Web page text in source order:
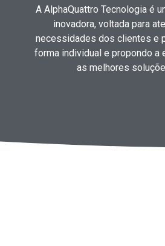
A AlphaQuattro Tecnologia é
inovadora, voltada para
necessidades dos clientes e
forma individual e propondo a
as melhores